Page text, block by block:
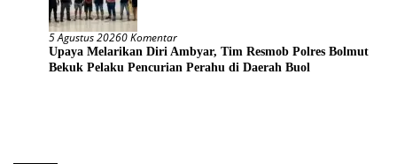
5 Agustus 20260 Komentar
Upaya Melarikan Diri Ambyar, Tim Resmob Polres Bolmut
Bekuk Pelaku Pencurian Perahu di Daerah Buol